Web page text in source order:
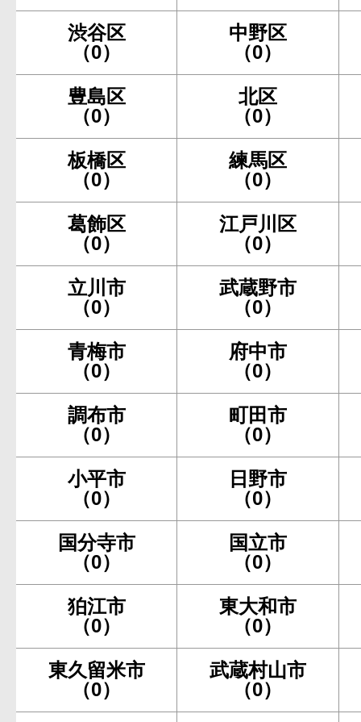
渋谷区
（0）
中野区
（0）
豊島区
（0）
北区
（0）
板橋区
（0）
練馬区
（0）
葛飾区
（0）
江戸川区
（0）
立川市
（0）
武蔵野市
（0）
青梅市
（0）
府中市
（0）
調布市
（0）
町田市
（0）
小平市
（0）
日野市
（0）
国分寺市
（0）
国立市
（0）
狛江市
（0）
東大和市
（0）
東久留米市
（0）
武蔵村山市
（0）